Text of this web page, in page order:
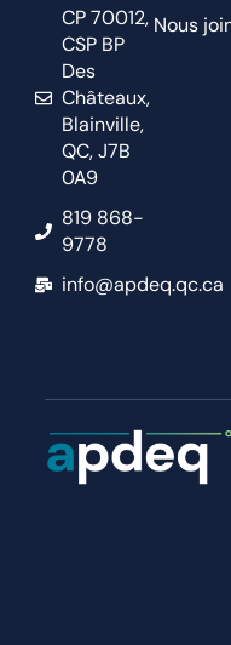
CP 70012,
CSP BP
Des
Châteaux,
Blainville,
QC, J7B
0A9
819 868-
9778
info@apdeq.qc.ca
Nous